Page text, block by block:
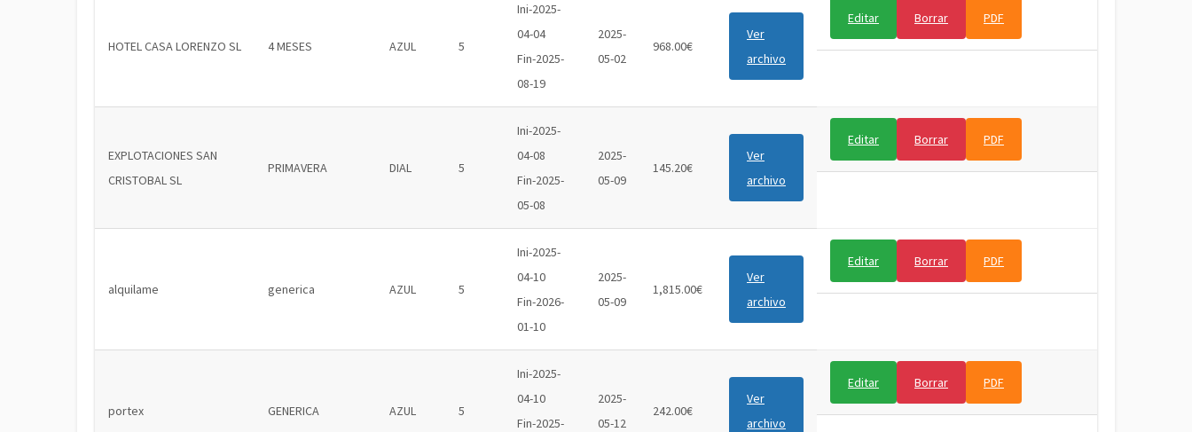
HOTEL CASA LORENZO SL 4 MESES AZUL 5
Ini-2025-
04-04
Fin-2025-
08-19
2025-
05-02
968.00€
Ver
archivo
Editar Borrar PDF
EXPLOTACIONES SAN
CRISTOBAL SL
PRIMAVERA DIAL 5
Ini-2025-
04-08
Fin-2025-
05-08
2025-
05-09
145.20€
Ver
archivo
Editar Borrar PDF
alquilame generica AZUL 5
Ini-2025-
04-10
Fin-2026-
01-10
2025-
05-09
1,815.00€
Ver
archivo
Editar Borrar PDF
portex GENERICA AZUL 5
Ini-2025-
04-10
Fin-2025-
2025-
05-12
242.00€
Ver
archivo
Editar Borrar PDF